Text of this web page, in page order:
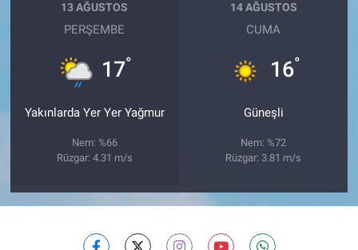
13 AĞUSTOS
PERŞEMBE
17°
Yakınlarda Yer Yer Yağmur
Nem: %66
Rüzgar: 4.31 m/s
14 AĞUSTOS
CUMA
16°
Güneşli
Nem: %72
Rüzgar: 3.81 m/s